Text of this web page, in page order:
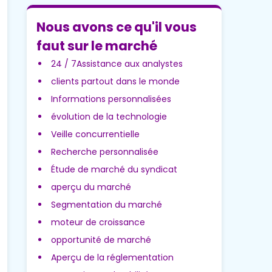
Nous avons ce qu'il vous
faut sur le marché
24 / 7Assistance aux analystes
clients partout dans le monde
Informations personnalisées
évolution de la technologie
Veille concurrentielle
Recherche personnalisée
Étude de marché du syndicat
aperçu du marché
Segmentation du marché
moteur de croissance
opportunité de marché
Aperçu de la réglementation